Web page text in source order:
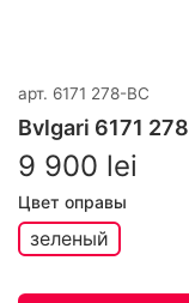
арт. 6171 278-BC
Bvlgari 6171
9 900 lei
Цвет оправы
зеленый